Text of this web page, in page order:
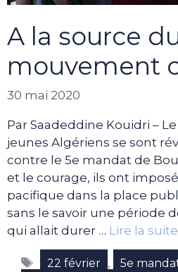
A la source
mouvement
30 mai 2020
Par Saadeddine Kouidri –
jeunes Algériens se sont
contre le 5e mandat de
et le courage, ils ont
pacifique dans la place
sans le savoir une période
qui allait durer … Lire la suite
Étiquettes
22 février , 5e